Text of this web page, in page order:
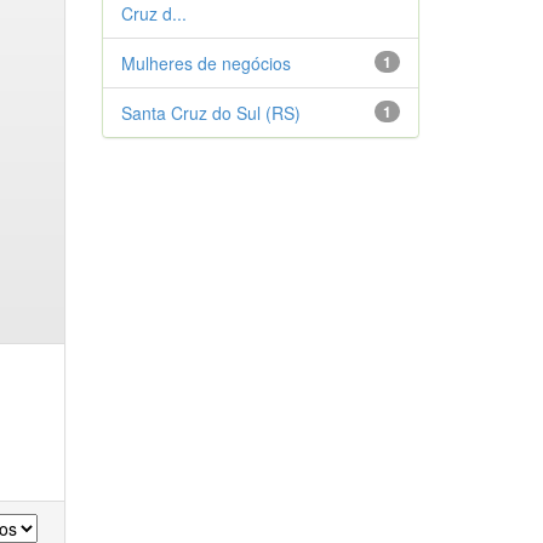
Cruz d...
1
Mulheres de negócios
1
Santa Cruz do Sul (RS)